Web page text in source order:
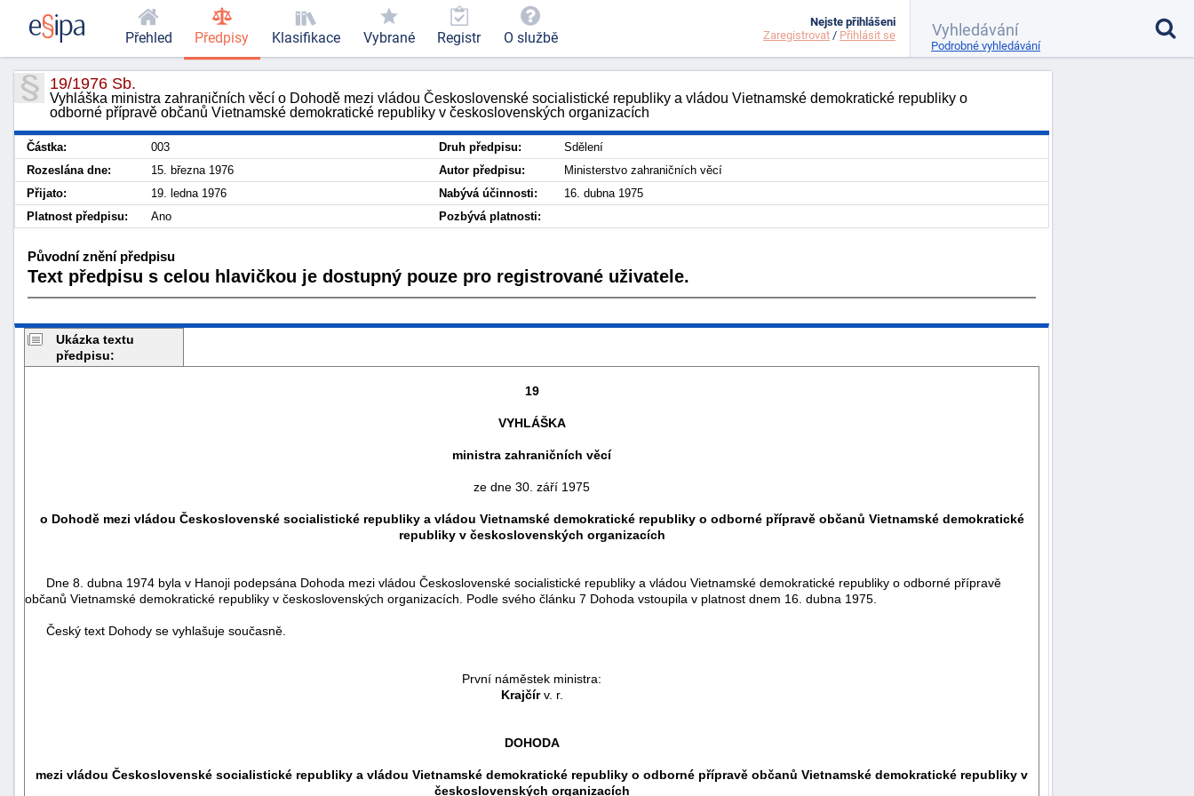
19/1976 Sb.
Vyhláška ministra zahraničních věcí o Dohodě mezi vládou Československé socialistické republiky a vládou Vietnamské demokratické republiky o
odborné přípravě občanů Vietnamské demokratické republiky v československých organizacích
Částka: 003 Druh předpisu:
Sdělení
Rozeslána dne:
15. března 1976 Autor předpisu:
Ministerstvo zahraničních věcí
Přijato:
19. ledna 1976 Nabývá účinnosti:
16. dubna 1975
Platnost předpisu:
Ano Pozbývá platnosti:
Původní znění předpisu
Text předpisu s celou hlavičkou je dostupný pouze pro registrované uživatele.
Ukázka textu
předpisu:
19
VYHLÁŠKA
ministra zahraničních věcí
ze dne 30. září 1975
o Dohodě mezi vládou Československé socialistické republiky a vládou Vietnamské demokratické republiky o odborné přípravě občanů Vietnamské demokratické
republiky v československých organizacích
Dne 8. dubna 1974 byla v Hanoji podepsána Dohoda mezi vládou Československé socialistické republiky a vládou Vietnamské demokratické republiky o odborné přípravě
občanů Vietnamské demokratické republiky v československých organizacích. Podle svého článku 7 Dohoda vstoupila v platnost dnem 16. dubna 1975.
Český text Dohody se vyhlašuje současně.
První náměstek ministra:
Krajčírv. r.
DOHODA
mezi vládou Československé socialistické republiky a vládou Vietnamské demokratické republiky o odborné přípravě občanů Vietnamské demokratické republiky v
československých organizacích
Přehled Předpisy Klasifikace Vybrané Registr O službě
Nejste přihlášeni
Zaregistrovat / Přihlásit se
Podrobné vyhledávání